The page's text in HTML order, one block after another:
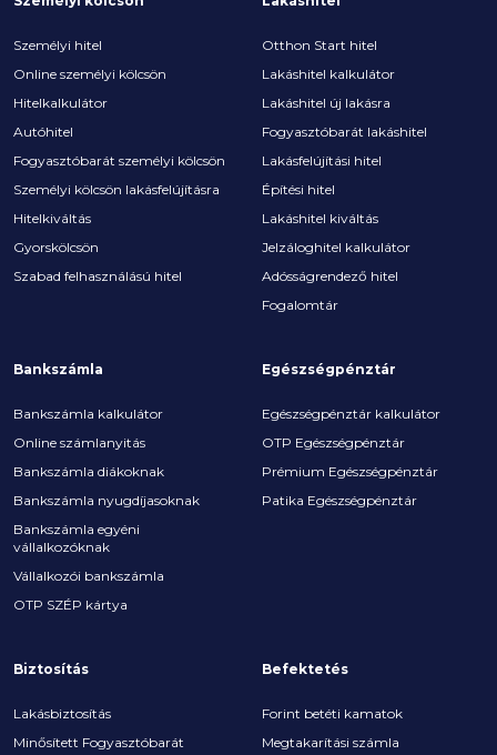
Személyi hitel
Online személyi kölcsön
Hitelkalkulátor
Autóhitel
Fogyasztóbarát személyi kölcsön
Személyi kölcsön lakásfelújításra
Hitelkiváltás
Gyorskölcsön
Szabad felhasználású hitel
Otthon Start hitel
Lakáshitel kalkulátor
Lakáshitel új lakásra
Fogyasztóbarát lakáshitel
Lakásfelújítási hitel
Építési hitel
Lakáshitel kiváltás
Jelzáloghitel kalkulátor
Adósságrendező hitel
Fogalomtár
Bankszámla
Bankszámla kalkulátor
Online számlanyitás
Bankszámla diákoknak
Bankszámla nyugdíjasoknak
Bankszámla egyéni
vállalkozóknak
Vállalkozói bankszámla
OTP SZÉP kártya
Egészségpénztár
Egészségpénztár kalkulátor
OTP Egészségpénztár
Prémium Egészségpénztár
Patika Egészségpénztár
Biztosítás
Lakásbiztosítás
Minősített Fogyasztóbarát
Befektetés
Forint betéti kamatok
Megtakarítási számla